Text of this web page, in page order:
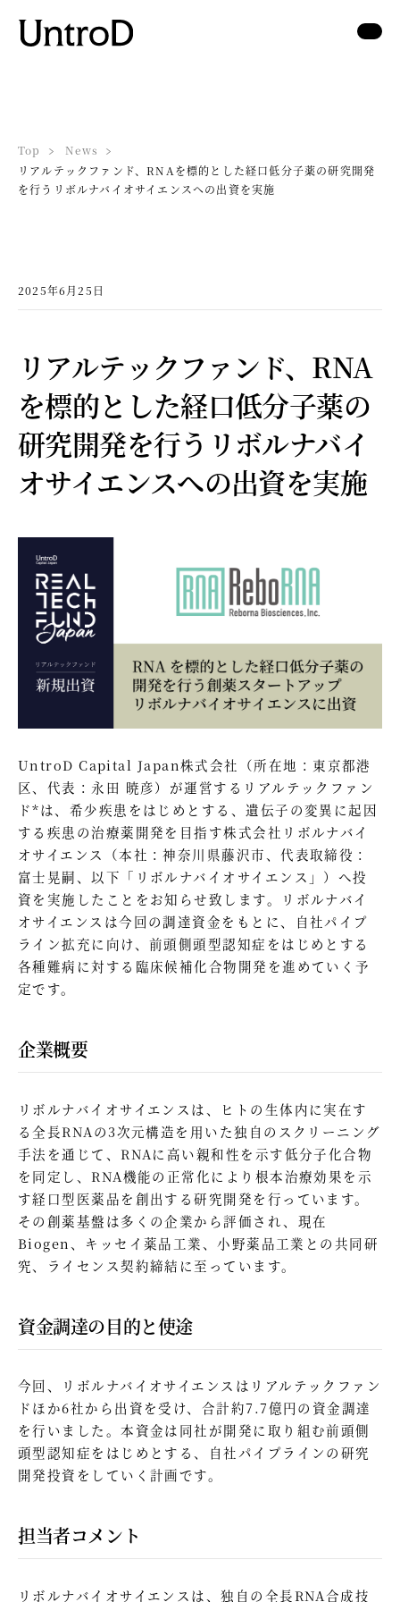
Top
News
リアルテックファンド、RNAを標的とした経口低分子薬の研究開発
を行うリボルナバイオサイエンスへの出資を実施
2025年6月25日
リアルテックファンド、RNA
を標的とした経口低分子薬の
研究開発を行うリボルナバイ
オサイエンスへの出資を実施
UntroD Capital Japan株式会社（所在地：東京都港
区、代表：永田 暁彦）が運営するリアルテックファン
ド*は、希少疾患をはじめとする、遺伝子の変異に起因
する疾患の治療薬開発を目指す株式会社リボルナバイ
オサイエンス（本社：神奈川県藤沢市、代表取締役：
富士晃嗣、以下「リボルナバイオサイエンス」）へ投
資を実施したことをお知らせ致します。リボルナバイ
オサイエンスは今回の調達資金をもとに、自社パイプ
ライン拡充に向け、前頭側頭型認知症をはじめとする
各種難病に対する臨床候補化合物開発を進めていく予
定です。
企業概要
リボルナバイオサイエンスは、ヒトの生体内に実在す
る全長RNAの3次元構造を用いた独自のスクリーニング
手法を通じて、RNAに高い親和性を示す低分子化合物
を同定し、RNA機能の正常化により根本治療効果を示
す経口型医薬品を創出する研究開発を行っています。
その創薬基盤は多くの企業から評価され、現在
Biogen、キッセイ薬品工業、小野薬品工業との共同研
究、ライセンス契約締結に至っています。
資金調達の目的と使途
今回、リボルナバイオサイエンスはリアルテックファン
ドほか6社から出資を受け、合計約7.7億円の資金調達
を行いました。本資金は同社が開発に取り組む前頭側
頭型認知症をはじめとする、自社パイプラインの研究
開発投資をしていく計画です。
担当者コメント
リボルナバイオサイエンスは、独自の全長RNA合成技